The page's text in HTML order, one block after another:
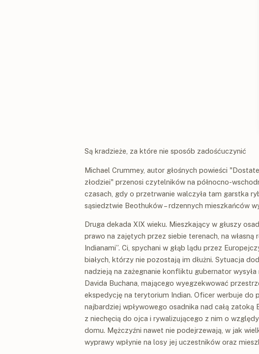
Są kradzieże, za które nie sposób zadośćuczynić
Michael Crummey, autor głośnych powieści
złodziei" przenosi czytelników na północno-
czasach, gdy o przetrwanie walczyła tam garstka
sąsiedztwie Beothuków – rdzennych mieszkańców
Druga dekada XIX wieku. Mieszkający w głuszy
prawo na zajętych przez siebie terenach, na własną
Indianami”. Ci, spychani w głąb lądu przez
białych, którzy nie pozostają im dłużni. Sytuacja
nadzieją na zażegnanie konfliktu gubernator
Davida Buchana, mającego wyegzekwować
ekspedycję na terytorium Indian. Oficer werbuje do
najbardziej wpływowego osadnika nad całą zatoką
z niechęcią do ojca i rywalizującego z nim o
domu. Mężczyźni nawet nie podejrzewają, w jak
wyprawy wpłynie na losy jej uczestników oraz